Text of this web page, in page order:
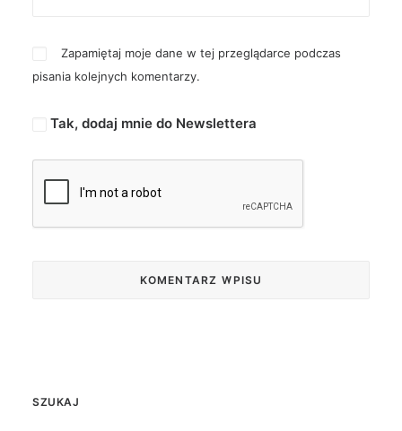
Zapamiętaj moje dane w tej przeglądarce podczas
pisania kolejnych komentarzy.
Tak, dodaj mnie do Newslettera
SZUKAJ